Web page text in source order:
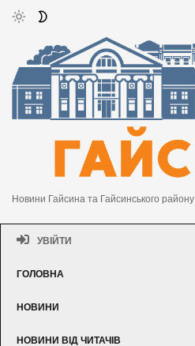
Новини Гайсина та Гайсинського району
УВІЙТИ
ГОЛОВНА
НОВИНИ
НОВИНИ ВІД ЧИТАЧІВ